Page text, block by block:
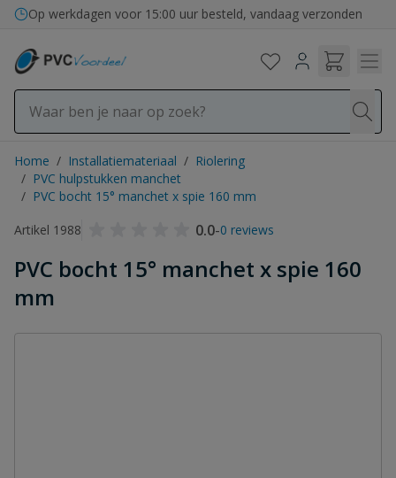
Ga naar de inhoud
Op werkdagen voor 15:00 uur besteld, vandaag verzonden
Home / Installatiemateriaal / Riolering
/ PVC hulpstukken manchet
/ PVC bocht 15° manchet x spie 160 mm
Artikel 1988
0.0-0 reviews
PVC bocht 15° manchet x spie 160
mm